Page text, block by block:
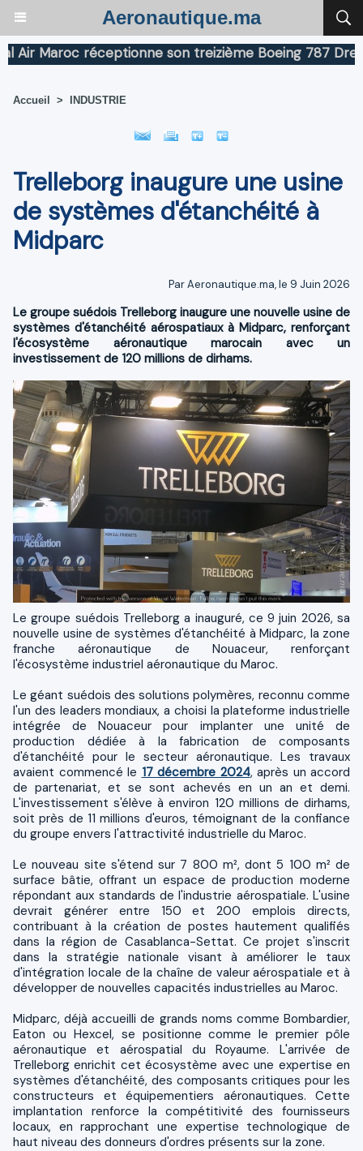
Aeronautique.ma
réceptionne son treizième Boeing 787
Accueil > INDUSTRIE
Trelleborg inaugure une usine
de systèmes d'étanchéité à
Midparc
Par Aeronautique.ma, le 9 Juin 2026
Le groupe suédois Trelleborg inaugure une nouvelle usine de
systèmes d'étanchéité aérospatiaux à Midparc, renforçant
l'écosystème aéronautique marocain avec un
investissement de 120 millions de dirhams.
Le groupe suédois Trelleborg a inauguré, ce 9 juin 2026, sa
nouvelle usine de systèmes d'étanchéité à Midparc, la zone
franche aéronautique de Nouaceur, renforçant
l'écosystème industriel aéronautique du Maroc.
Le géant suédois des solutions polymères, reconnu comme
l'un des leaders mondiaux, a choisi la plateforme industrielle
intégrée de Nouaceur pour implanter une unité de
production dédiée à la fabrication de composants
d'étanchéité pour le secteur aéronautique. Les travaux
avaient commencé le 17 décembre 2024, après un accord
de partenariat, et se sont achevés en un an et demi.
L'investissement s'élève à environ 120 millions de dirhams,
soit près de 11 millions d'euros, témoignant de la confiance
du groupe envers l'attractivité industrielle du Maroc.
Le nouveau site s'étend sur 7 800 m², dont 5 100 m² de
surface bâtie, offrant un espace de production moderne
répondant aux standards de l'industrie aérospatiale. L'usine
devrait générer entre 150 et 200 emplois directs,
contribuant à la création de postes hautement qualifiés
dans la région de Casablanca-Settat. Ce projet s'inscrit
dans la stratégie nationale visant à améliorer le taux
d'intégration locale de la chaîne de valeur aérospatiale et à
développer de nouvelles capacités industrielles au Maroc.
Midparc, déjà accueilli de grands noms comme Bombardier,
Eaton ou Hexcel, se positionne comme le premier pôle
aéronautique et aérospatial du Royaume. L'arrivée de
Trelleborg enrichit cet écosystème avec une expertise en
systèmes d'étanchéité, des composants critiques pour les
constructeurs et équipementiers aéronautiques. Cette
implantation renforce la compétitivité des fournisseurs
locaux, en rapprochant une expertise technologique de
haut niveau des donneurs d'ordres présents sur la zone.